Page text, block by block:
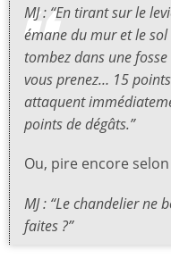
MJ : “En tirant sur le
émane du mur et le sol
tombez dans une
vous prenez… 15
attaquent
points de dégâts.”
Ou, pire encore
MJ : “Le chandelier ne
faites ?”